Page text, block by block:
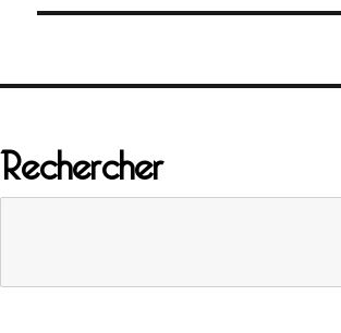
Rechercher